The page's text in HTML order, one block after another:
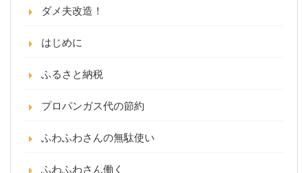
ダメ夫改造！
はじめに
ふるさと納税
プロパンガス代の節約
ふわふわさんの無駄使い
ふわふわさん働く